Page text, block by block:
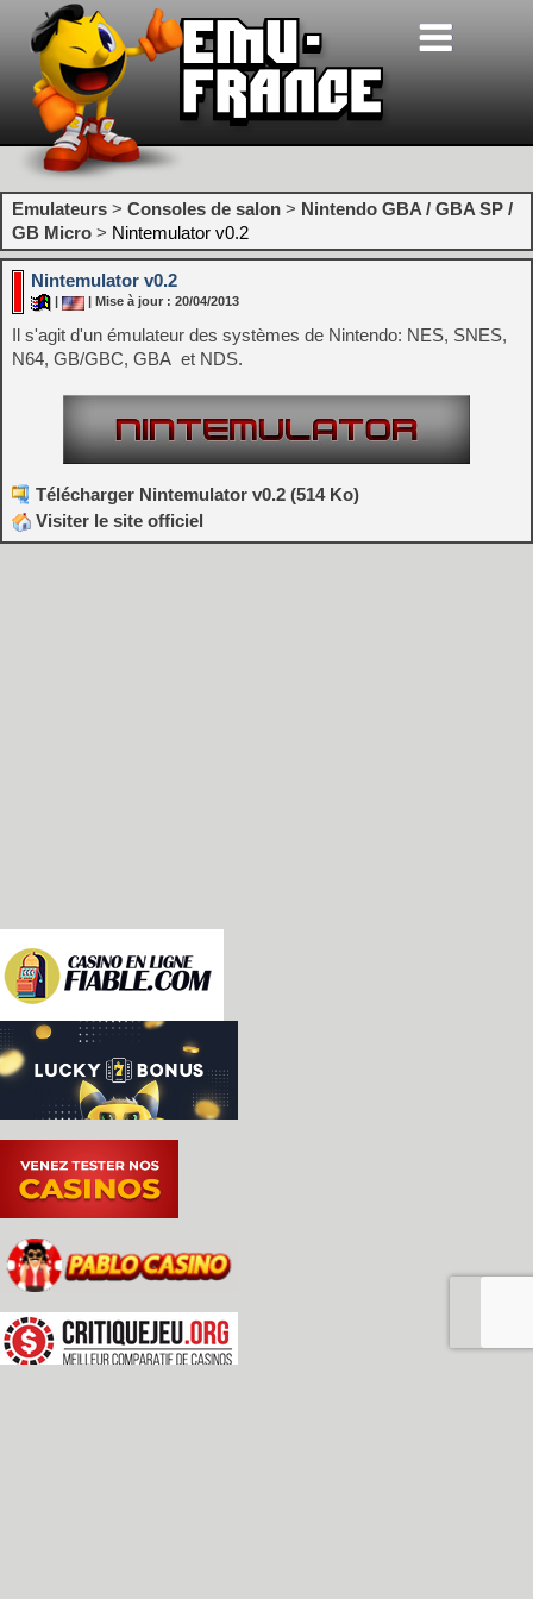
Emulateurs > Consoles de salon > Nintendo GBA / GBA SP /
GB Micro > Nintemulator v0.2
Nintemulator v0.2
| Mise à jour : 20/04/2013
Il s'agit d'un émulateur des systèmes de Nintendo: NES, SNES,
N64, GB/GBC, GBA et NDS.
Télécharger Nintemulator v0.2 (514 Ko)
Visiter le site officiel